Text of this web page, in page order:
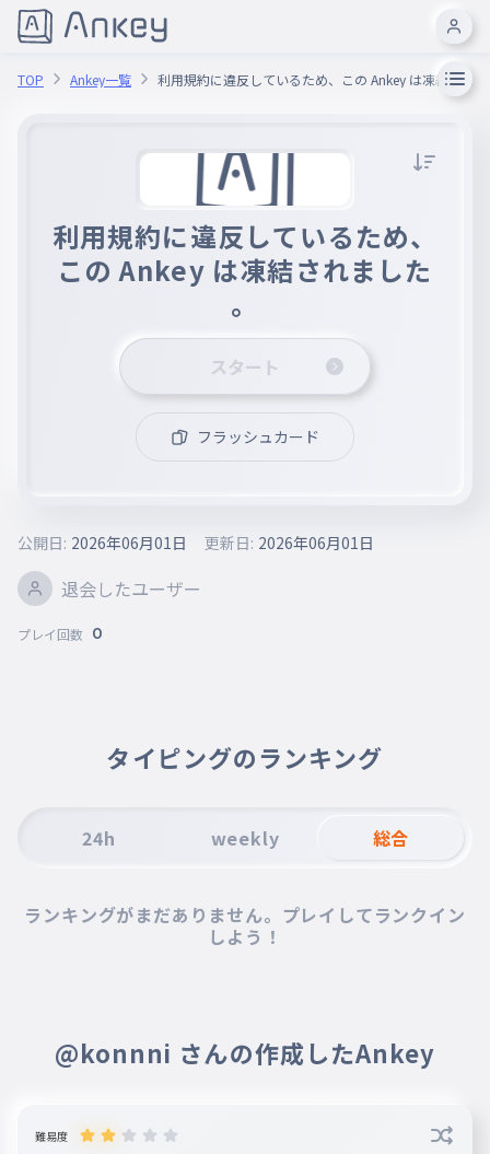
TOP Ankey一覧 利用規約に違反しているため、この Ankey は凍結され
利用規約に違反しているため、
この Ankey は凍結されました
。
スタート
フラッシュカード
退会したユーザー
公開日: 2026年06月01日 更新日: 2026年06月01日
プレイ回数 0
タイピングのランキング
24h weekly 総合
ランキングがまだありません。プレイしてランクイン
しよう！
@konnni さんの作成したAnkey
難易度